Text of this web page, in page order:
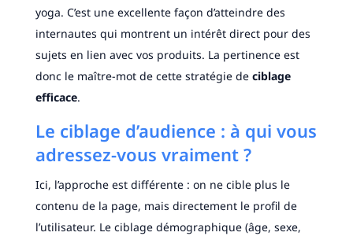
yoga. C’est une excellente façon d’atteindre des
internautes qui montrent un intérêt direct pour des
sujets en lien avec vos produits. La pertinence est
donc le maître-mot de cette stratégie de ciblage
efficace.
Le ciblage d’audience : à qui vous
adressez-vous vraiment ?
Ici, l’approche est différente : on ne cible plus le
contenu de la page, mais directement le profil de
l’utilisateur. Le ciblage démographique (âge, sexe,